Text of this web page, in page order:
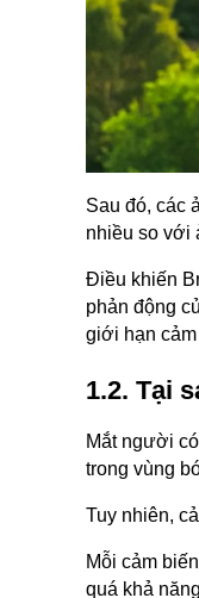
Sau đó, các
nhiều so với
Điều khiến
phản động
giới hạn cảm
1.2. Tại
Mắt người
trong vùng
Tuy nhiên,
Mỗi cảm
quá khả